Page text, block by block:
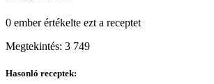
0 emberértékelte ezt a receptet
Megtekintés: 3 749
Hasonló receptek: